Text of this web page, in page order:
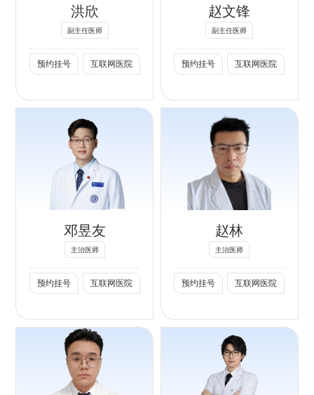
北京中西医结合委
员会常务委员
北京大学医学部泌
尿外科学系委员
发起人
《张弋的专栏》微
信公众号撰稿人
膀胱癌保膀胱治疗
等高难度手术。是
自2020 年至今，
每年《中国临床肿
前列腺癌诊疗指
南》等国内权威指
南的编写及改版专
家，参译国际最具
权威的泌尿外科手
术专著《辛曼泌尿
外科手术图解》
等；
2.擅长复杂泌尿系
结石（包括肾结
石、输尿管结石
（输尿管软、硬
镜，经皮肾镜等）
手术治疗，独立完
成数千例泌尿系结
洪欣
副主任医师
预约挂号 互联网医院
赵文锋
副主任医师
预约挂号 互联网医院
膀胱癌，肾上腺肿
瘤、肾脏肿瘤、肾
盂和输尿管肿瘤、
肾输尿管结石等）
（包括机器人辅助
腹腔镜、腹腔镜、
输尿管镜、经皮肾
镜手术等）、快速
康复治疗和个体化
治疗，最大程度保
留器官功能。独立
完成和参与泌尿系
统肿瘤、结石手术
累积数千台。
2、 前列腺增生的
成功完成多例疑难
巨大体积前列腺的
经尿道前列腺剜除
术（其中1例体积
邓昱友
主治医师
预约挂号 互联网医院
赵林
主治医师
预约挂号 互联网医院
专长：
在泌尿系结石方
面，擅长处理各类
复杂结石，熟练运
用体外冲击波碎
石、输尿管镜碎石
碎石取石术等多种
长肾癌、膀胱癌、
前列腺癌等疾病的
早期诊断和综合治
疗，紧跟国际前沿
专长：